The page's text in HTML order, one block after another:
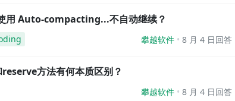
用 Auto-compacting...不自动继续？
攀越软件 8 月 4 日回答
方法有何本质区别？
攀越软件 8 月 4 日回答